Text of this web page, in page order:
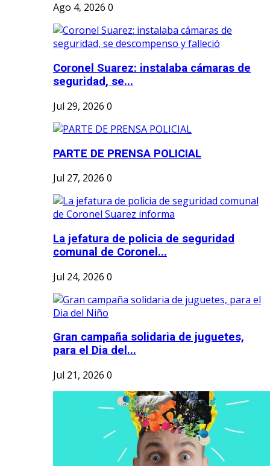
Ago 4, 2026 0
Coronel Suarez: instalaba cámaras de
seguridad, se...
Jul 29, 2026 0
PARTE DE PRENSA POLICIAL
Jul 27, 2026 0
La jefatura de policia de seguridad
comunal de Coronel...
Jul 24, 2026 0
Gran campaña solidaria de juguetes,
para el Dia del...
Jul 21, 2026 0